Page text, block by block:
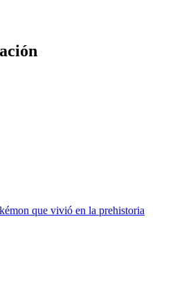
que vivió en la prehistoria